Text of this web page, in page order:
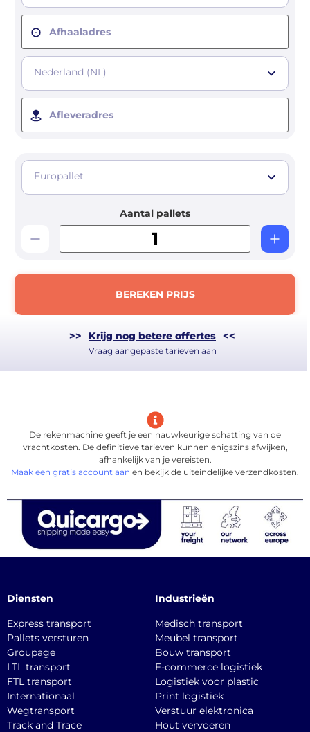
Afhaaladres
Nederland (NL)
Afleveradres
Europallet
Aantal pallets
BEREKEN PRIJS
>> Krijg nog betere offertes <<
Vraag aangepaste tarieven aan
De rekenmachine geeft je een nauwkeurige schatting van de
vrachtkosten. De definitieve tarieven kunnen enigszins afwijken,
afhankelijk van je vereisten.
Maak een gratis account aan en bekijk de uiteindelijke verzendkosten.
Diensten
Express transport
Pallets versturen
Groupage
LTL transport
FTL transport
Internationaal
Wegtransport
Track and Trace
Industrieën
Medisch transport
Meubel transport
Bouw transport
E-commerce logistiek
Logistiek voor plastic
Print logistiek
Verstuur elektronica
Hout vervoeren